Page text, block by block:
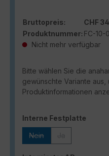
Bruttopreis:
CHF
Produktnummer: FC-10-
Nicht mehr verfügbar
Bitte wählen Sie die
gewünschte Variante
Produktinformationen
Interne Festplatte
Nein